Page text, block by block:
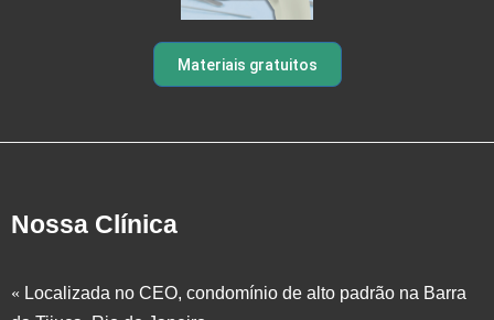
Materiais gratuitos
Nossa Clínica
« Localizada no CEO, condomínio de alto padrão na Barra